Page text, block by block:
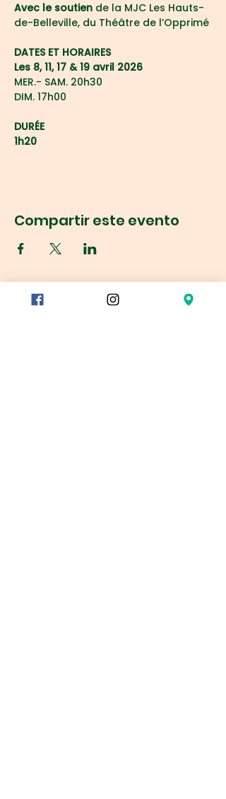
Avec le soutien de la MJC Les Hauts-
de-Belleville, du Théâtre de l’Opprimé
DATES ET HORAIRES
Les 8, 11, 17 & 19 avril 2026
MER.- SAM. 20h30
DIM. 17h00
DURÉE
1h20
Compartir este evento
Réservation